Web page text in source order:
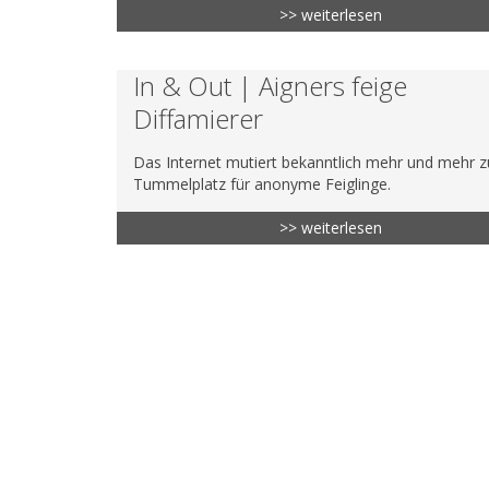
>> weiterlesen
In & Out | Aigners feige
Diffamierer
Das Internet mutiert bekanntlich mehr und mehr
Tummelplatz für anonyme Feiglinge.
>> weiterlesen